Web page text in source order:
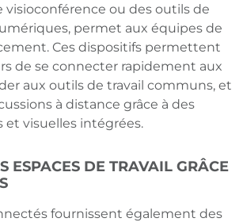
visioconférence ou des outils de
permet aux équipes de
Ces dispositifs permettent
de se connecter rapidement aux
aux outils de travail communs, et
à distance grâce à des
et visuelles intégrées.
ESPACES DE TRAVAIL GRÂCE
fournissent également des